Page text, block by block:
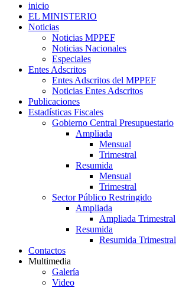
inicio
EL MINISTERIO
Noticias
Noticias MPPEF
Noticias Nacionales
Especiales
Entes Adscritos
Entes Adscritos del MPPEF
Noticias Entes Adscritos
Publicaciones
Estadísticas Fiscales
Gobierno Central Presupuestario
Ampliada
Mensual
Trimestral
Resumida
Mensual
Trimestral
Sector Público Restringido
Ampliada
Ampliada Trimestral
Resumida
Resumida Trimestral
Contactos
Multimedia
Galería
Video